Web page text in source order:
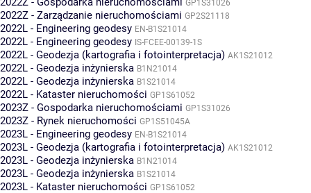
GP1S31026
2022Z - Zarządzanie nieruchomościami GP2S21118
2022L - Engineering geodesy EN-B1S21014
2022L - Engineering geodesy IS-FCEE-00139-1S
2022L - Geodezja (kartografia i fotointerpretacja) AK1S21012
2022L - Geodezja inżynierska B1N21014
2022L - Geodezja inżynierska B1S21014
2022L - Kataster nieruchomości GP1S61052
2023Z - Gospodarka nieruchomościami GP1S31026
2023Z - Rynek nieruchomości GP1S51045A
2023L - Engineering geodesy EN-B1S21014
2023L - Geodezja (kartografia i fotointerpretacja) AK1S21012
2023L - Geodezja inżynierska B1N21014
2023L - Geodezja inżynierska B1S21014
2023L - Kataster nieruchomości GP1S61052